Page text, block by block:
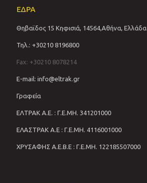
ΕΔΡΑ
Θηβαϊδος 15 Κηφισιά, 14564,Αθήνα, Ελλάδα
Τηλ.: +30210 8196800
Fax: +30210 8078214
E-mail: info@eltrak.gr
Γραφεία
ΕΛΤΡΑΚ Α.Ε. : Γ.Ε.ΜΗ. 341201000
ΕΛΑΣΤΡΑΚ Α.Ε : Γ.Ε.ΜΗ. 4116001000
ΧΡΥΣΑΦΗΣ Α.Ε.Β.Ε : Γ.Ε.ΜΗ. 122185507000